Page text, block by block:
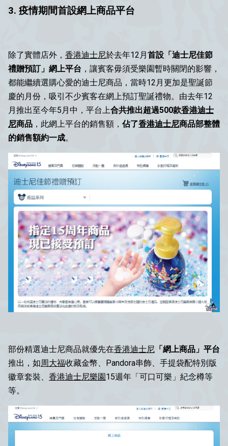
3. 疫情期間首設網上商品平台
除了實體店外， 香港迪士尼於去年12月首設「迪士尼佳節
禮贈預訂」網上平台 ，讓賓客毋須受樂園暫時關閉的影響，
都能繼續選購心愛的迪士尼商品，當時12月更加是聖誕節
慶的月份，吸引不少賓客在網上預訂聖誕禮物。由去年12
月推出至今年5月中，平台上合共推出超過500款香港迪士
尼商品 ，此網上平台的銷售額， 佔了香港迪士尼商品部整體
的銷售額約一成。
部份精選迪士尼商品就優先在香港迪士尼 「網上商品」平台
推出，如周大福收藏金幣、Pandora串飾、手提袋配特別版
徽章套裝、 香港迪士尼樂園15週年「可口可樂」紀念樽等
等。